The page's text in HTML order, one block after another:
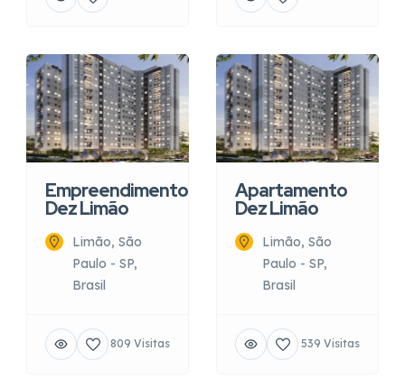
Empreendimento
Dez Limão
Limão, São
Paulo - SP,
Brasil
809 Visitas
Apartamento
Dez Limão
Limão, São
Paulo - SP,
Brasil
539 Visitas